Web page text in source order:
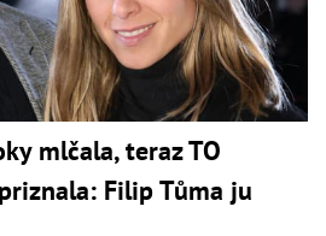
mlčala, teraz TO
Filip Tůma ju